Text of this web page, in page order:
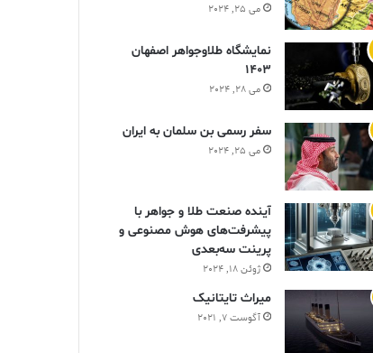
می 25, 2024
نمایشگاه طلاوجواهر اصفهان
1403
می 28, 2024
سفر رسمی بن سلمان به ایران
می 25, 2024
آینده صنعت طلا و جواهر با
پیشرفت‌های هوش مصنوعی و
پرینت سه‌بعدی
ژوئن 18, 2024
ميراث تايتانيک
آگوست 7, 2021